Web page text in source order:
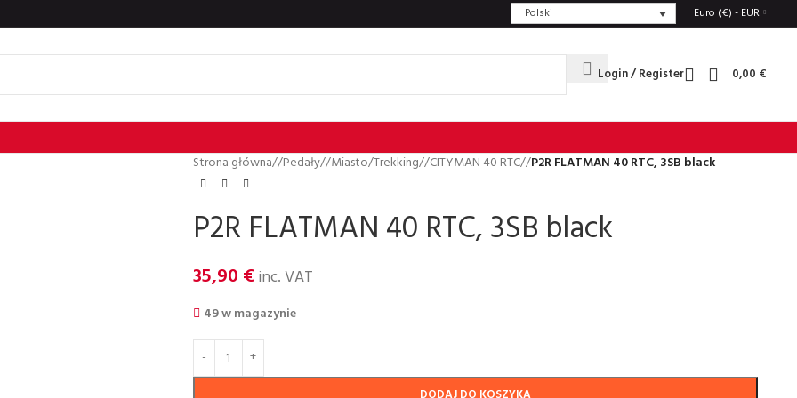
Polski Euro (€) - EUR
Login / Register 0,00 €
Strona główna/ Pedały/ Miasto/Trekking/ CITYMAN 40 RTC/ P2R FLATMAN 40 RTC, 3SB black
P2R FLATMAN 40 RTC, 3SB black
35,90 €inc. VAT
49 w magazynie